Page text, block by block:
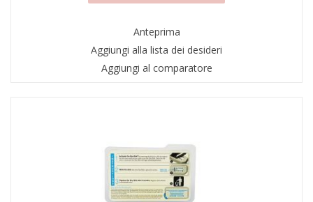
Anteprima
Aggiungi alla lista dei desideri
Aggiungi al comparatore